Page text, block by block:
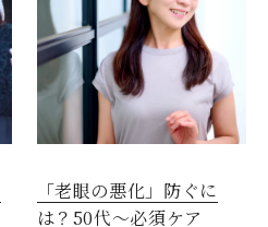
「老眼の悪化」防ぐに
は？50代～必須ケア